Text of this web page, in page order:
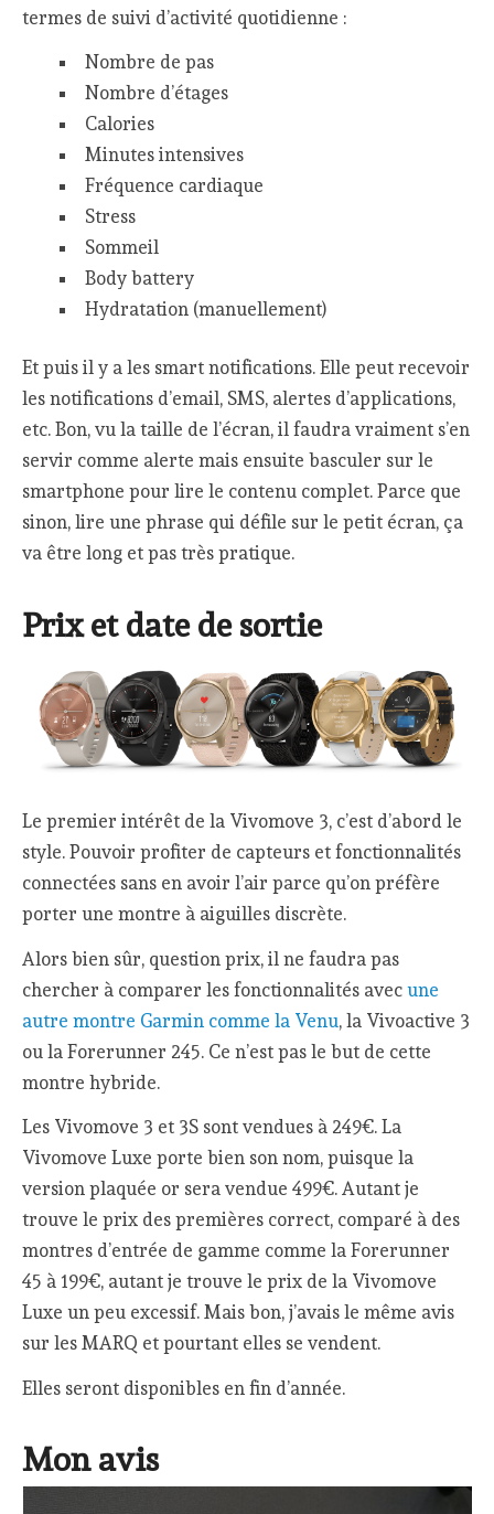
termes de suivi d’activité quotidienne :
Nombre de pas
Nombre d’étages
Calories
Minutes intensives
Fréquence cardiaque
Stress
Sommeil
Body battery
Hydratation (manuellement)
Et puis il y a les smart notifications. Elle peut recevoir
les notifications d’email, SMS, alertes d’applications,
etc. Bon, vu la taille de l’écran, il faudra vraiment s’en
servir comme alerte mais ensuite basculer sur le
smartphone pour lire le contenu complet. Parce que
sinon, lire une phrase qui défile sur le petit écran, ça
va être long et pas très pratique.
Prix et date de sortie
Le premier intérêt de la Vivomove 3, c’est d’abord le
style. Pouvoir profiter de capteurs et fonctionnalités
connectées sans en avoir l’air parce qu’on préfère
porter une montre à aiguilles discrète.
Alors bien sûr, question prix, il ne faudra pas
chercher à comparer les fonctionnalités avecune
autre montre Garmin comme la Venu, la Vivoactive 3
ou la Forerunner 245. Ce n’est pas le but de cette
montre hybride.
Les Vivomove 3 et 3S sont vendues à 249€. La
Vivomove Luxe porte bien son nom, puisque la
version plaquée or sera vendue 499€. Autant je
trouve le prix des premières correct, comparé à des
montres d’entrée de gamme comme la Forerunner
45 à 199€, autant je trouve le prix de la Vivomove
Luxe un peu excessif. Mais bon, j’avais le même avis
sur les MARQ et pourtant elles se vendent.
Elles seront disponibles en fin d’année.
Mon avis